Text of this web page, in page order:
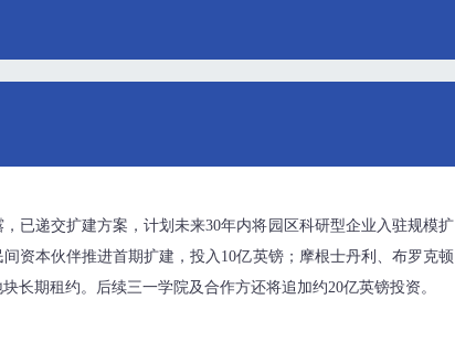
已递交扩建方案，计划未来30年内将园区科研型企业入驻规模扩
资本伙伴推进首期扩建，投入10亿英镑；摩根士丹利、布罗克顿
长期租约。后续三一学院及合作方还将追加约20亿英镑投资。